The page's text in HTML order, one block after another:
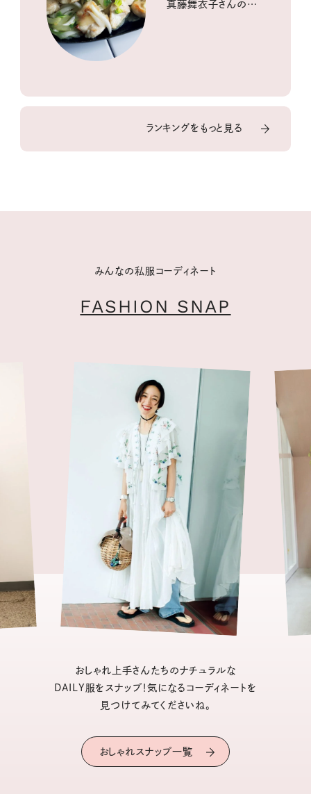
真藤舞衣子さんの発
ランキングをもっと見る
みんなの私服コーディネート
FASHION SNAP
おしゃれ上手さんたちのナチュラルな
DAILY服をスナップ！気になるコーディネートを
見つけてみてくださいね。
おしゃれスナップ一覧